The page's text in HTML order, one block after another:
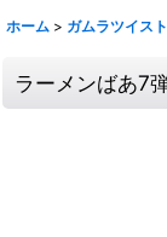
ホーム > ガムラツイス
ラーメンばあ7